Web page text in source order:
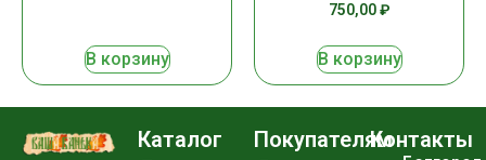
В корзину
750,00₽
В корзину
Каталог ПокупателямКонтакты